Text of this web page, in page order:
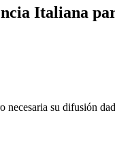
Italiana
su difusión